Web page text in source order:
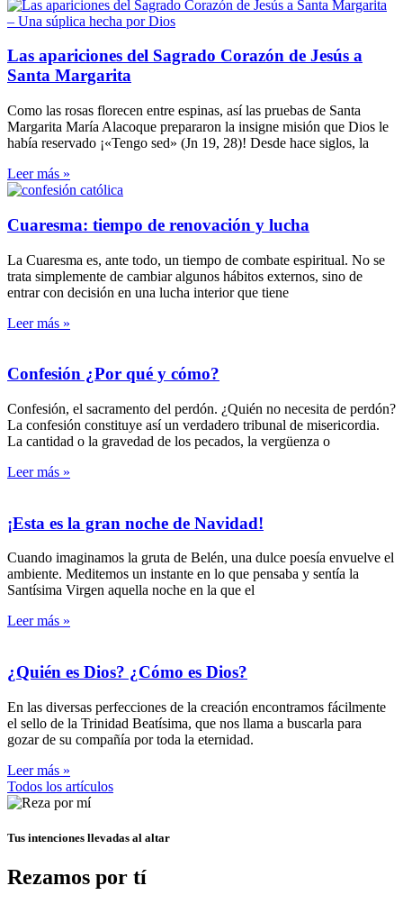
Las apariciones del Sagrado Corazón de Jesús a
Santa Margarita
Como las rosas florecen entre espinas, así las pruebas de Santa
Margarita María Alacoque prepararon la insigne misión que Dios le
había reservado ¡«Tengo sed» (Jn 19, 28)! Desde hace siglos, la
Leer más »
Cuaresma: tiempo de renovación y lucha
La Cuaresma es, ante todo, un tiempo de combate espiritual. No se
trata simplemente de cambiar algunos hábitos externos, sino de
entrar con decisión en una lucha interior que tiene
Leer más »
Confesión ¿Por qué y cómo?
Confesión, el sacramento del perdón. ¿Quién no necesita de perdón?
La confesión constituye así un verdadero tribunal de misericordia.
La cantidad o la gravedad de los pecados, la vergüenza o
Leer más »
¡Esta es la gran noche de Navidad!
Cuando imaginamos la gruta de Belén, una dulce poesía envuelve el
ambiente. Meditemos un instante en lo que pensaba y sentía la
Santísima Virgen aquella noche en la que el
Leer más »
¿Quién es Dios? ¿Cómo es Dios?
En las diversas perfecciones de la creación encontramos fácilmente
el sello de la Trinidad Beatísima, que nos llama a buscarla para
gozar de su compañía por toda la eternidad.
Leer más »
Todos los artículos
Tus intenciones llevadas al altar
Rezamos por tí